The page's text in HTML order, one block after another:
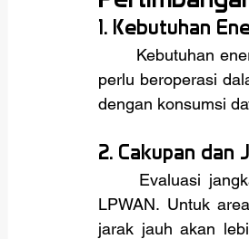
1. Kebutuhan
perlu beroperasi
dengan konsumsi
2. Cakupan dan
LPWAN. Untuk
jarak jauh akan